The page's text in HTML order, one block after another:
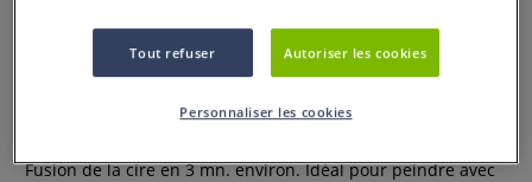
Récipient Tjanting pour batik
Fusion de la cire en 3 mn. environ. Idéal pour peindre avec
Tout refuser Autoriser les cookies
Personnaliser les cookies